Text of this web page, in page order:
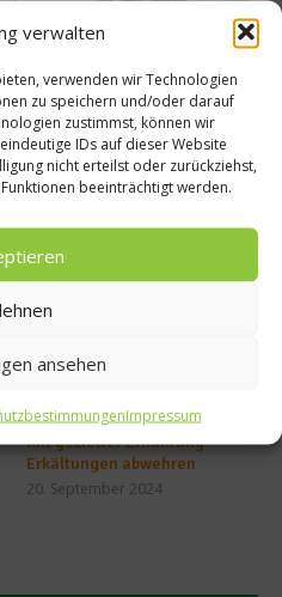
verwalten
verwenden wir Technologien
zu speichern und/oder darauf
zustimmst, können wir
IDs auf dieser Website
nicht erteilst oder zurückziehst,
beeinträchtigt werden.
ansehen
Impressum
Gemüs
Mit gezielter Ernährung
Erkältungen abwehren
20. September 2024